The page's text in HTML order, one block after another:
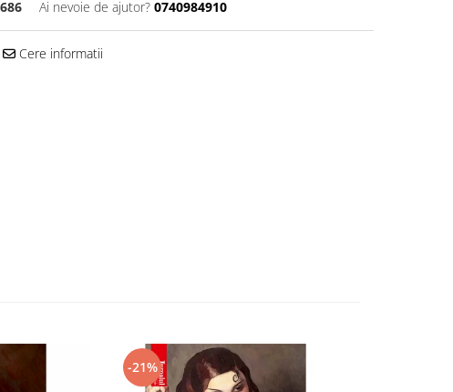
Ai nevoie de ajutor? 0740984910
Cere informatii
-21%